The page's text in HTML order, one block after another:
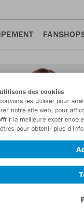
des cookies
les utiliser pour
notre site web, pour
la meilleure expérience
pour obtenir plus